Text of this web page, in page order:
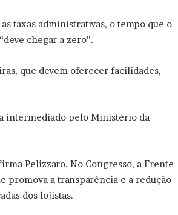
taxas administrativas, o tempo que o
chegar a zero”.
que devem oferecer facilidades,
intermediado pelo Ministério da
Pelizzaro. No Congresso, a Frente
promova a transparência e a redução
dos lojistas.